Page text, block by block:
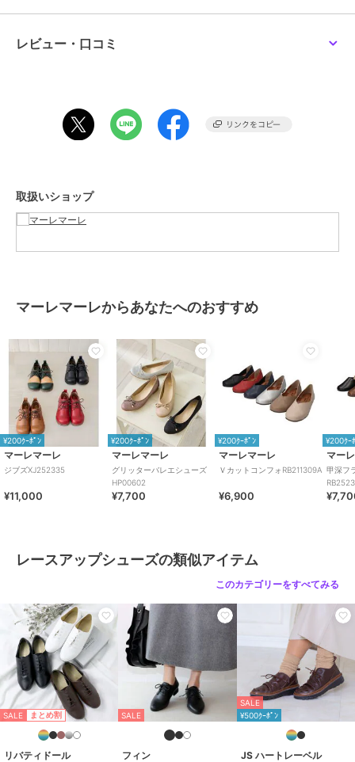
ブランド
ズ
性別タイプ
レディース
カラー
特徴
シューズ
ースアップタイプ
無地/ 2.5cm～4.5cm未満
（ヒール）/ ラウンドトゥ /レ
ースアップタイプ
レビュー・口コミ
取扱いショップ
マーレマーレからあなたへのおすすめ
¥200ｸｰﾎﾟﾝ
マーレマーレ
ジブズXJ252335
¥11,000
¥200ｸｰﾎﾟﾝ
マーレマーレ
グリッターバレエシューズ
HP00602
¥7,700
¥200ｸｰﾎﾟﾝ
マーレマーレ
ＶカットコンフォRB211309A
¥6,900
¥200ｸｰ
マー
甲深フ
レースアップシューズの類似アイテム
このカテゴリーをすべてみる
SALE まとめ割
リバティドール
SALE
フィン
SALE
¥500ｸｰﾎﾟﾝ
JS ハートレーベル